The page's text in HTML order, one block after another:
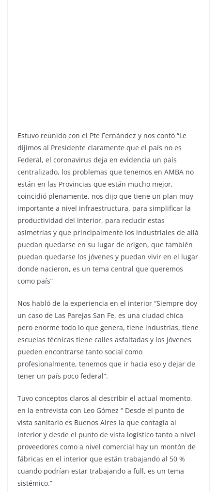
Estuvo reunido con el Pte Fernández y nos contó “Le
dijimos al Presidente claramente que el país no es
Federal, el coronavirus deja en evidencia un país
centralizado, los problemas que tenemos en AMBA no
están en las Provincias que están mucho mejor,
coincidió plenamente, nos dijo que tiene un plan muy
importante a nivel infraestructura, para simplificar la
productividad del interior, para reducir estas
asimetrías y que principalmente los industriales de allá
puedan quedarse en su lugar de origen, que también
puedan quedarse los jóvenes y puedan vivir en el lugar
donde nacieron, es un tema central que queremos
como país”
Nos habló de la experiencia en el interior “Siempre doy
un caso de Las Parejas San Fe, es una ciudad chica
pero enorme todo lo que genera, tiene industrias, tiene
escuelas técnicas tiene calles asfaltadas y los jóvenes
pueden encontrarse tanto social como
profesionalmente, tenemos que ir hacia eso y dejar de
tener un país poco federal”.
Tuvo conceptos claros al describir el actual momento,
en la entrevista con Leo Gómez “ Desde el punto de
vista sanitario es Buenos Aires la que contagia al
interior y desde el punto de vista logístico tanto a nivel
proveedores como a nivel comercial hay un montón de
fábricas en el interior que están trabajando al 50 %
cuando podrían estar trabajando a full, es un tema
sistémico.”